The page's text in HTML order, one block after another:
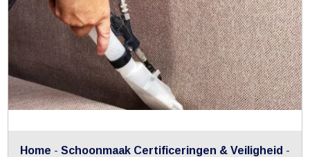
Home - Schoonmaak Certificeringen & Veiligheid -